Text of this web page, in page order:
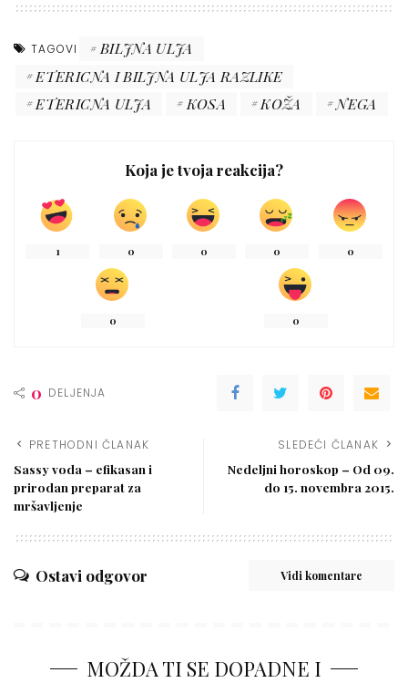
TAGOVI
BILJNA ULJA
ETERICNA I BILJNA ULJA RAZLIKE
ETERICNA ULJA
KOSA KOŽA NEGA
Koja je tvoja reakcija?
1 0 0 0 0
0 0
0 DELJENJA
PRETHODNI ČLANAK
Sassy voda – efikasan i
prirodan preparat za
mršavljenje
SLEDEĆI ČLANAK
Nedeljni horoskop – Od 09.
do 15. novembra 2015.
Ostavi odgovor Vidi komentare
MOŽDA TI SE DOPADNE I